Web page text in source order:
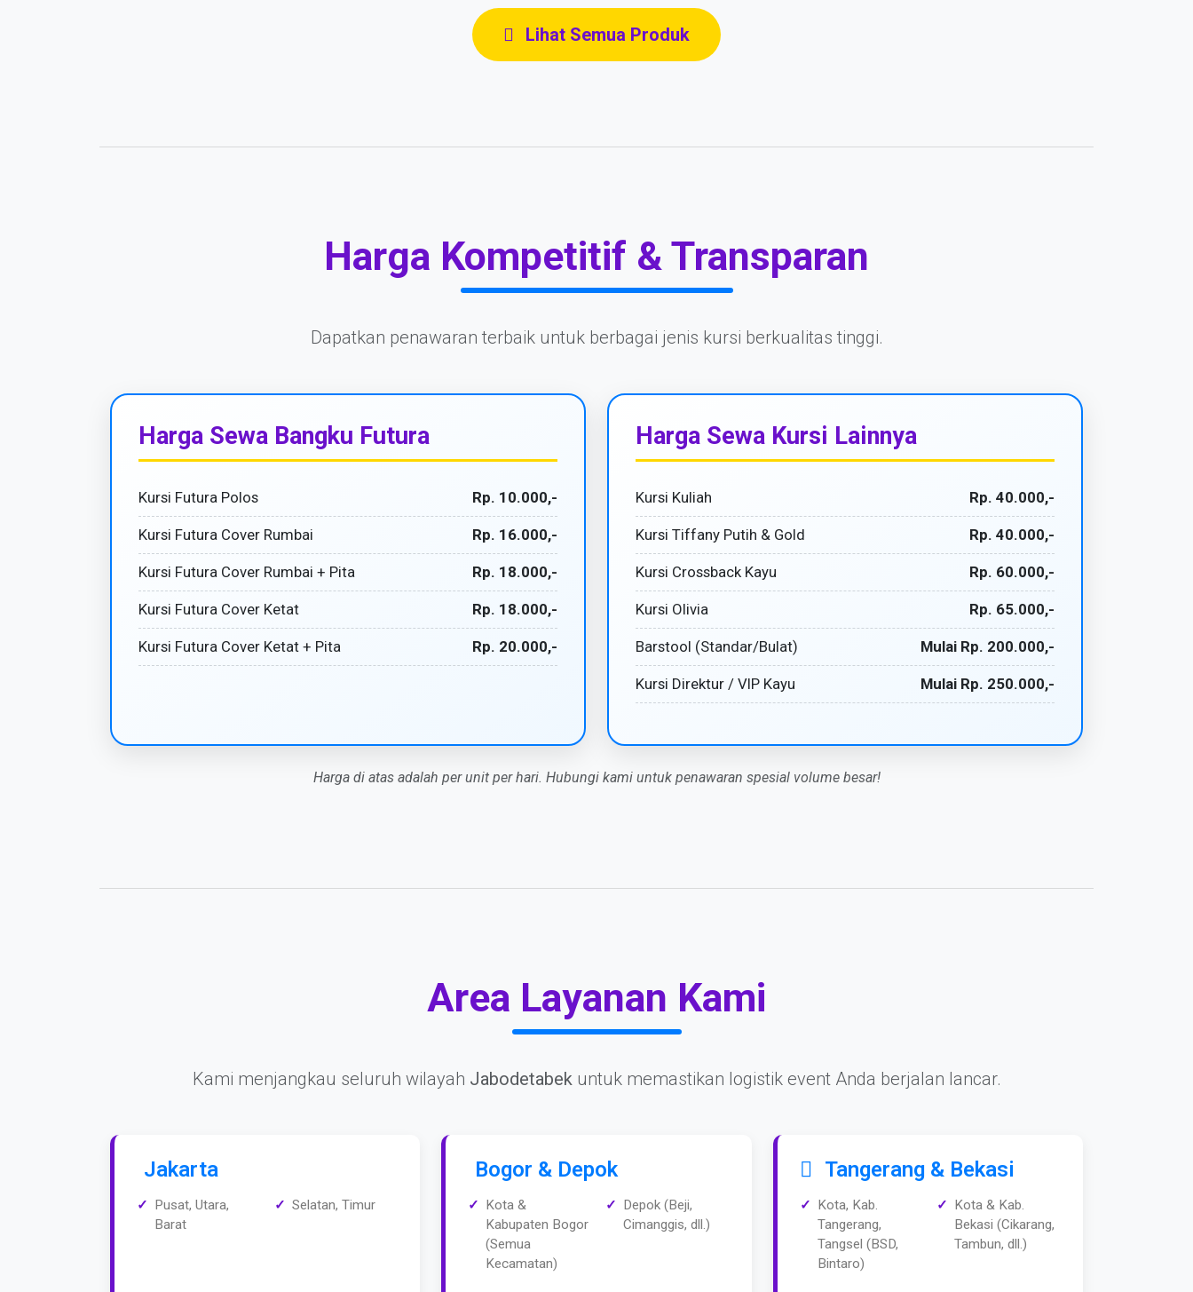
Lihat Semua Produk
Harga Kompetitif & Transparan
Dapatkan penawaran terbaik untuk berbagai jenis kursi berkualitas tinggi.
Harga Sewa Bangku Futura
Kursi Futura Polos Rp. 10.000,-
Kursi Futura Cover Rumbai Rp. 16.000,-
Kursi Futura Cover Rumbai + Pita Rp. 18.000,-
Kursi Futura Cover Ketat Rp. 18.000,-
Kursi Futura Cover Ketat + Pita Rp. 20.000,-
Harga Sewa Kursi Lainnya
Kursi Kuliah Rp. 40.000,-
Kursi Tiffany Putih & Gold Rp. 40.000,-
Kursi Crossback Kayu Rp. 60.000,-
Kursi Olivia Rp. 65.000,-
Barstool (Standar/Bulat) Mulai Rp. 200.000,-
Kursi Direktur / VIP Kayu Mulai Rp. 250.000,-
Harga di atas adalah per unit per hari. Hubungi kami untuk penawaran spesial volume besar!
Area Layanan Kami
Kami menjangkau seluruh wilayah Jabodetabekuntuk memastikan logistik event Anda berjalan lancar.
Jakarta
Pusat, Utara,
Barat
Selatan, Timur
Bogor & Depok
Kota &
Kabupaten Bogor
(Semua
Kecamatan)
Depok (Beji,
Cimanggis, dll.)
Tangerang & Bekasi
Kota, Kab.
Tangerang,
Tangsel (BSD,
Bintaro)
Kota & Kab.
Bekasi (Cikarang,
Tambun, dll.)